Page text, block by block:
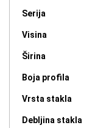
Serija
Visina
Širina
Boja profila
Vrsta stakla
Debljina stakla